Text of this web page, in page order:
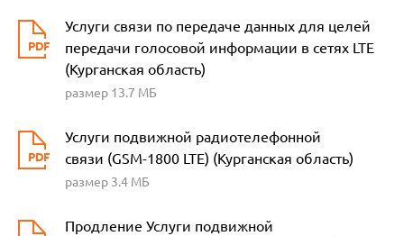
Услуги связи по передаче данных для целей
передачи голосовой информации в сетях LTE
(Курганская область)
размер 13.7 МБ
Услуги подвижной радиотелефонной
связи (GSM-1800 LTE) (Курганская область)
размер 3.4 МБ
Продление Услуги подвижной